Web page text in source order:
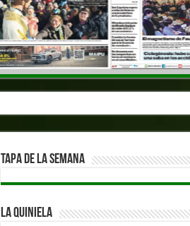
TAPA DE LA SEMANA
LA QUINIELA